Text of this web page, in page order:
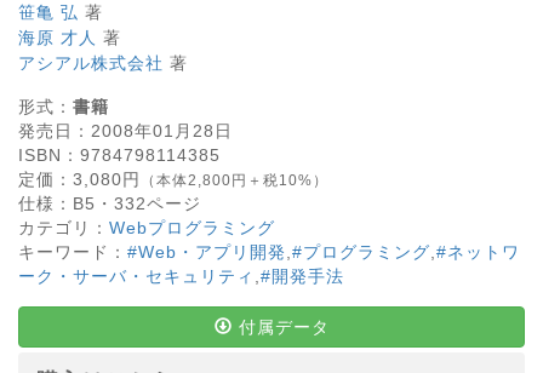
笹亀 弘 著
海原 才人 著
アシアル株式会社 著
形式： 書籍
発売日： 2008年01月28日
ISBN： 9784798114385
定価： 3,080円 （本体2,800円＋税10%）
仕様： B5・ 332ページ
カテゴリ： Webプログラミング
キーワード： #Web・アプリ開発 #プログラミング #ネットワ
ーク・サーバ・セキュリティ #開発手法
付属データ